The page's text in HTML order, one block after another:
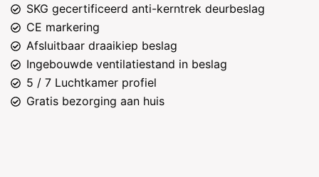
SKG gecertificeerd anti-kerntrek deurbeslag
CE markering
Afsluitbaar draaikiep beslag
Ingebouwde ventilatiestand in beslag
5 / 7 Luchtkamer profiel
Gratis bezorging aan huis